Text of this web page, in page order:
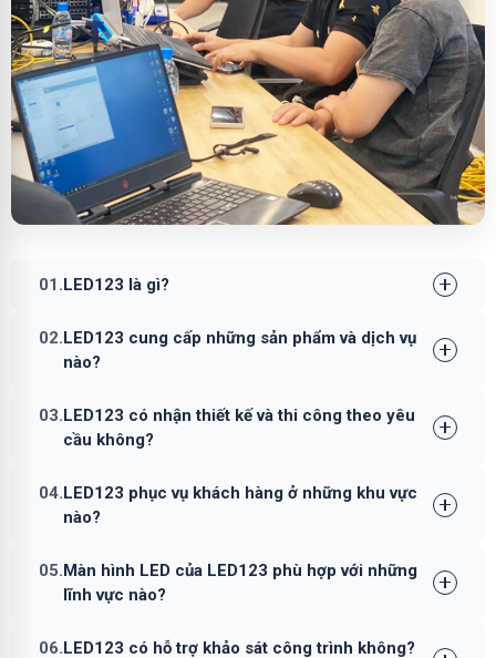
01.LED123 là gì?
02.LED123 cung cấp những sản phẩm và dịch vụ
nào?
03.LED123 có nhận thiết kế và thi công theo yêu
cầu không?
04.LED123 phục vụ khách hàng ở những khu vực
nào?
05.Màn hình LED của LED123 phù hợp với những
lĩnh vực nào?
06.LED123 có hỗ trợ khảo sát công trình không?